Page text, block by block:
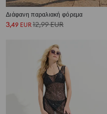
Διάφανη παραλιακή φόρεμα
3,49 EUR12,99EUR